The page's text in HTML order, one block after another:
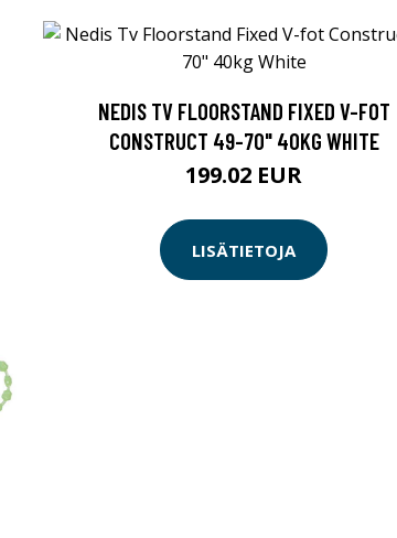
NEDIS TV FLOORSTAND FIXED V-FOT
CONSTRUCT 49-70" 40KG WHITE
199.02 EUR
LISÄTIETOJA